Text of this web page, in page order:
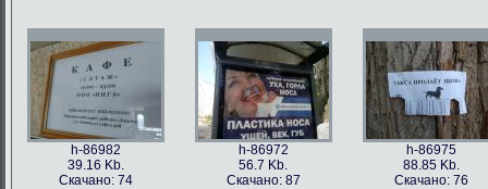
h-86982
39.16 Kb.
Скачано: 74
h-86972
56.7 Kb.
Скачано: 87
h-86975
88.85 Kb.
Скачано: 76